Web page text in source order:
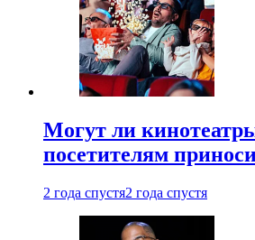
Могут ли
посетителям
2 года спустя2 года спустя